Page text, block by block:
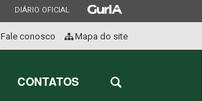
ESTADO
DIÁRIO OFICIAL ESTADO
Fale conosco Mapa do site
Abrir
CONTATOS